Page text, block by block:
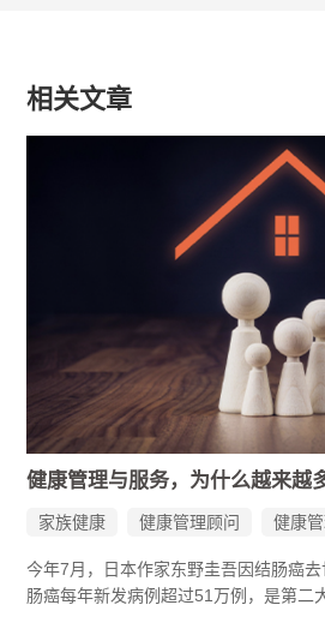
相关文章
家族健康 健康管理顾问 健康
今年7月，日本作家东野圭吾因结肠癌
肠癌每年新发病例超过51万例，是第二